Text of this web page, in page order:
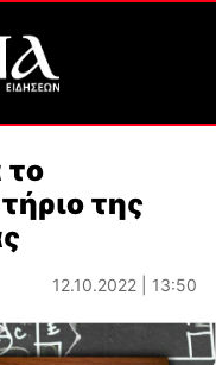
το
της
12.10.2022 | 13:50